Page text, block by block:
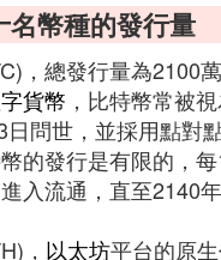
名幣種的發行量
，總發行量為2100
貨幣 ，比特幣常被
問世，並採用點對
的發行是有限的，
入流通，直至2140
， 以太坊平台的原